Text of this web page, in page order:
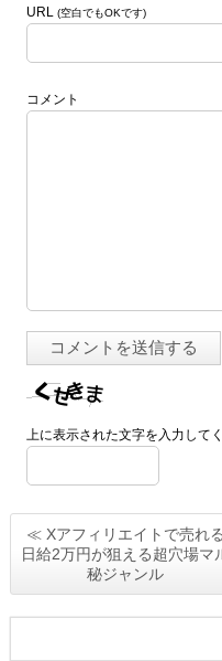
URL (空白でもOKです)
コメント
上に表示された文字を入力して
≪ Xアフィリエイトで売れる
日給2万円が狙える超穴場マ
秘ジャンル